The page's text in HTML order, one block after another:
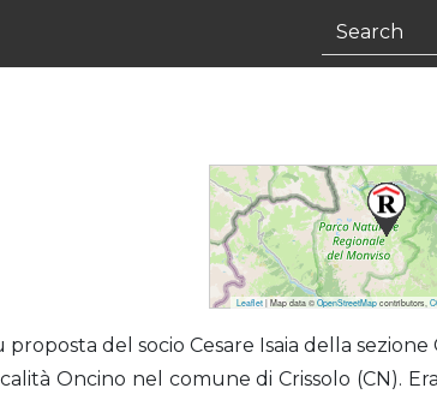
Leaflet| Map data © OpenStreetMapcontributors,
del socio Cesare Isaia della sezione
Oncino nel comune di Crissolo (CN).